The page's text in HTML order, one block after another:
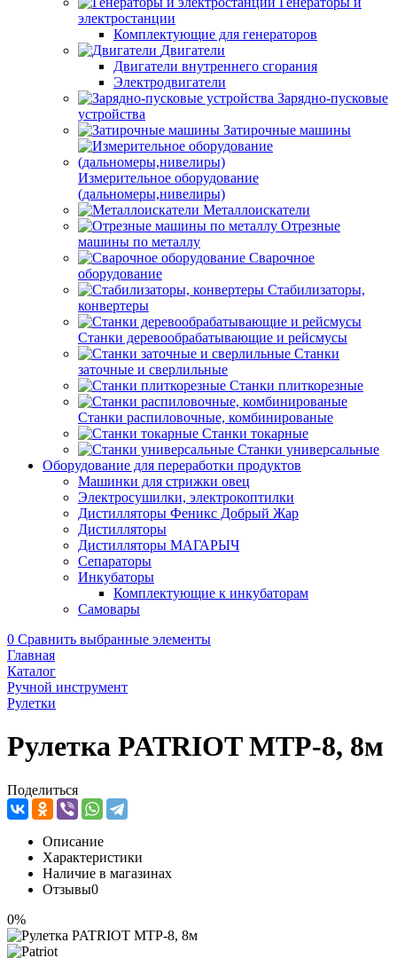
электростанции
Комплектующие для генераторов
Двигатели
Двигатели внутреннего сгорания
Электродвигатели
Зарядно-пусковые
устройства
Затирочные машины
Измерительное оборудование
(дальномеры,нивелиры)
Металлоискатели
Отрезные
машины по металлу
Сварочное
оборудование
Стабилизаторы,
конвертеры
Станки деревообрабатывающие и рейсмусы
Станки
заточные и сверлильные
Станки плиткорезные
Станки распиловочные, комбинированые
Станки токарные
Станки универсальные
Оборудование для переработки продуктов
Машинки для стрижки овец
Электросушилки, электрокоптилки
Дистилляторы Феникс Добрый Жар
Дистилляторы
Дистилляторы МАГАРЫЧ
Сепараторы
Инкубаторы
Комплектующие к инкубаторам
Самовары
0 Сравнить выбранные элементы
Главная
Каталог
Ручной инструмент
Рулетки
Рулетка PATRIOT MTP-8, 8м
Поделиться
Описание
Характеристики
Наличие в магазинах
Отзывы0
0%